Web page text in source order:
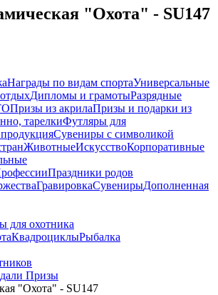
"Охота" - SU147
Награды по видам спортаУниверсальные
Дипломы и грамотыРазрядные
Призы из акрилаПризы и подарки из
тарелкиФутляры для
Сувениры с символикой
ЖивотныеИскусствоКорпоративные
Праздники родов
ГравировкаСувенирыДополненная
для охотника
КвадроциклыРыбалка
Призы
"Охота" - SU147